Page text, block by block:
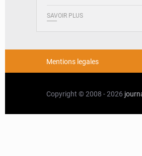
SAVOIR PLUS
Mentions legales
Copyright © 2008 - 2026